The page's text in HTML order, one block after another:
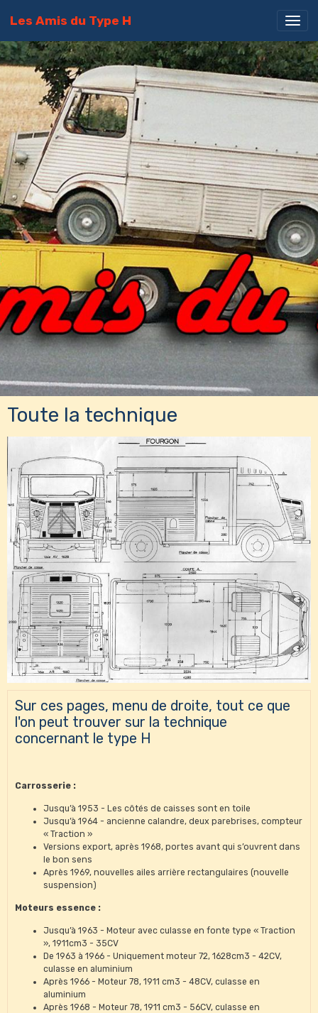
Les Amis du Type H
Toute la technique
Sur ces pages, menu de droite, tout ce que
l'on peut trouver sur la technique
concernant le type H
Carrosserie :
Jusqu’à 1953 - Les côtés de caisses sont en toile
Jusqu’à 1964 - ancienne calandre, deux parebrises, compteur
« Traction »
Versions export, après 1968, portes avant qui s’ouvrent dans
le bon sens
Après 1969, nouvelles ailes arrière rectangulaires (nouvelle
suspension)
Moteurs essence :
Jusqu’à 1963 - Moteur avec culasse en fonte type « Traction
», 1911cm3 - 35CV
De 1963 à 1966 - Uniquement moteur 72, 1628cm3 - 42CV,
culasse en aluminium
Après 1966 - Moteur 78, 1911 cm3 - 48CV, culasse en
aluminium
Après 1968 - Moteur 78, 1911 cm3 - 56CV, culasse en